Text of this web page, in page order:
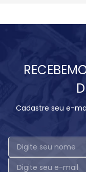
Cadastre seu e-